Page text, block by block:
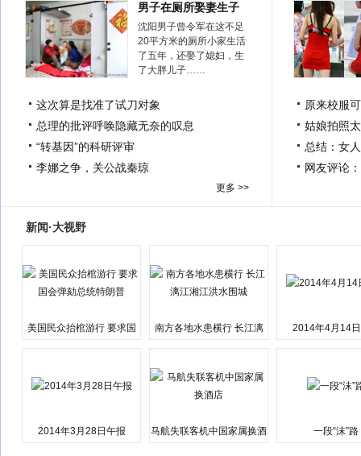
男子在厕所娶妻生子
沈阳男子曾令军在这不足
20平方米的厕所小家生活
了五年，还娶了媳妇，生
了大胖儿子……
这次算是找准了试刀对象
总理的批评呼唤隐藏无奈的叹息
“转基因”的科研评审
李娜之争，关公战秦琼
更多 >>
原来校服
姑娘拍照
总结：女
网友评论
新闻·大视野
美国民众抬棺游行 要求国
南方各地水患横行 长江漓
2014年4月14
2014年3月28日午报
马航失联客机中国家属换酒
一段“沫”路